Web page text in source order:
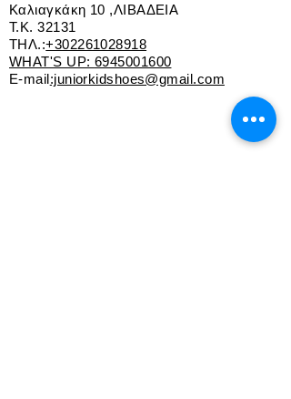
Καλιαγκάκη 10 ,ΛΙΒΑΔΕΙΑ
Τ.Κ. 32131
ΤΗΛ.:+302261028918
WHAT'S UP: 6945001600
E-mail:juniorkidshoes@gmail.com